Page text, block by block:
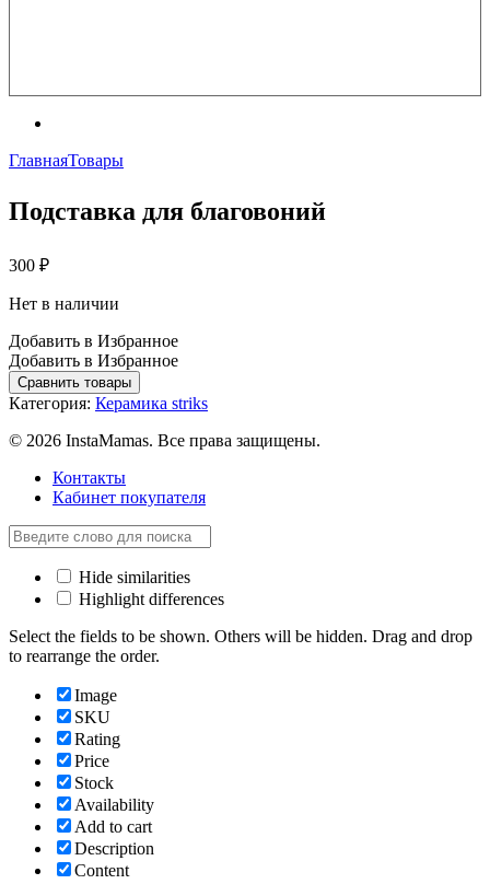
ГлавнаяТовары
Подставка для благовоний
300 ₽
Нет в наличии
Добавить в Избранное
Добавить в Избранное
Сравнить товары
Категория: Керамика striks
© 2026 InstaMamas. Все права защищены.
Контакты
Кабинет покупателя
Hide similarities
Highlight differences
Select the fields to be shown. Others will be hidden. Drag and drop
to rearrange the order.
Image
SKU
Rating
Price
Stock
Availability
Add to cart
Description
Content